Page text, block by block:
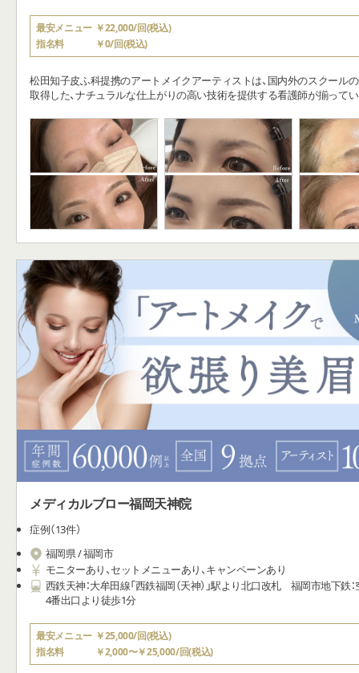
最安メニュー ￥22,000/回(税込)
指名料
￥0/回(税込)
松田知子皮ふ科提携のアートメイクアーティストは、国内外のスクール
取得した、ナチュラルな仕上がりの高い技術を提供する看護師が揃ってい
メディカルブロー福岡天神院
症例（13件）
福岡県 / 福岡市
モニターあり、セットメニューあり、キャンペーンあり
西鉄天神：大牟田線「西鉄福岡（天神）」駅より北口改札 福岡市地下鉄：
4番出口より徒歩1分
最安メニュー ￥25,000/回(税込)
指名料
￥2,000〜￥25,000/回(税込)